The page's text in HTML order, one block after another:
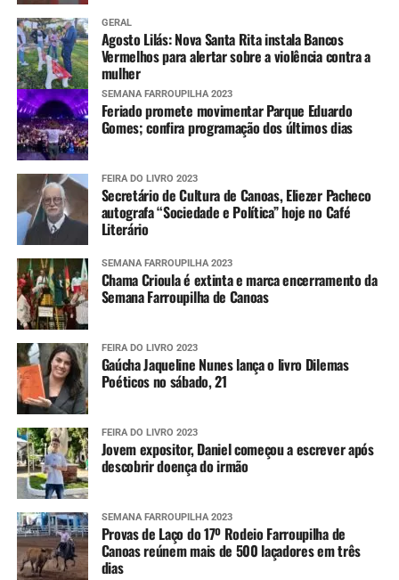
GERAL
Agosto Lilás: Nova Santa Rita instala Bancos
Vermelhos para alertar sobre a violência contra a
mulher
SEMANA FARROUPILHA 2023
Feriado promete movimentar Parque Eduardo
Gomes; confira programação dos últimos dias
FEIRA DO LIVRO 2023
Secretário de Cultura de Canoas, Eliezer Pacheco
autografa “Sociedade e Política” hoje no Café
Literário
SEMANA FARROUPILHA 2023
Chama Crioula é extinta e marca encerramento da
Semana Farroupilha de Canoas
FEIRA DO LIVRO 2023
Gaúcha Jaqueline Nunes lança o livro Dilemas
Poéticos no sábado, 21
FEIRA DO LIVRO 2023
Jovem expositor, Daniel começou a escrever após
descobrir doença do irmão
SEMANA FARROUPILHA 2023
Provas de Laço do 17º Rodeio Farroupilha de
Canoas reúnem mais de 500 laçadores em três
dias